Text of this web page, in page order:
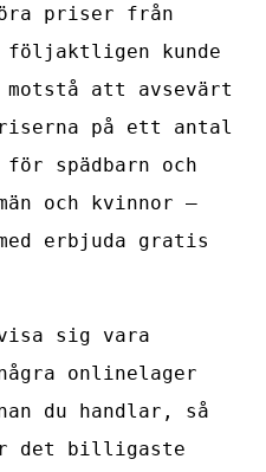
priser från
kunde
att avsevärt
på ett antal
spädbarn och
och kvinnor –
erbjuda gratis
sig vara
onlinelager
du handlar, så
det billigaste